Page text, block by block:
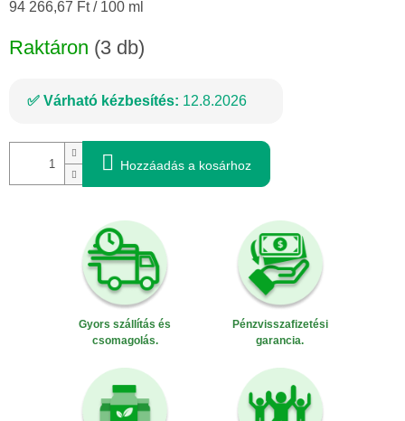
Egységár:
94 266,67 Ft / 100 ml
Raktáron (3 db)
Várható kézbesítés: 12.8.2026
Hozzáadás a kosárhoz
Gyors szállítás és
csomagolás.
Pénzvisszafizetési
garancia.